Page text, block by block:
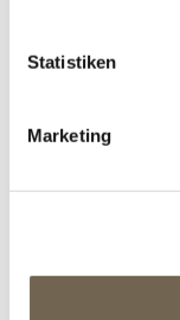
Statistiken
Marketing